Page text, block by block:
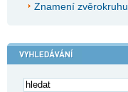
Znamení zvěrokruhu